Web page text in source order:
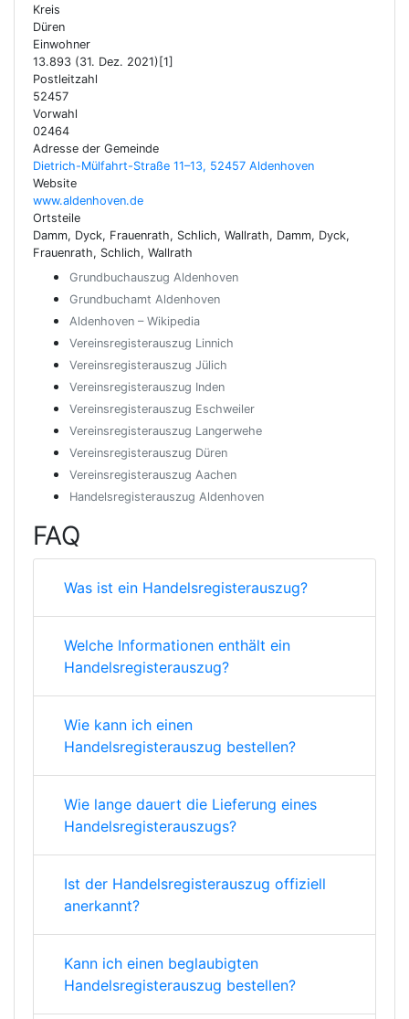
Kreis
Düren
Einwohner
13.893 (31. Dez. 2021)[1]
Postleitzahl
52457
Vorwahl
02464
Adresse der Gemeinde
Dietrich-Mülfahrt-Straße 11–13, 52457 Aldenhoven
Website
www.aldenhoven.de
Ortsteile
Damm, Dyck, Frauenrath, Schlich, Wallrath, Damm, Dyck,
Frauenrath, Schlich, Wallrath
Grundbuchauszug Aldenhoven
Grundbuchamt Aldenhoven
Aldenhoven – Wikipedia
Vereinsregisterauszug Linnich
Vereinsregisterauszug Jülich
Vereinsregisterauszug Inden
Vereinsregisterauszug Eschweiler
Vereinsregisterauszug Langerwehe
Vereinsregisterauszug Düren
Vereinsregisterauszug Aachen
Handelsregisterauszug Aldenhoven
FAQ
Was ist ein Handelsregisterauszug?
Welche Informationen enthält ein
Handelsregisterauszug?
Wie kann ich einen
Handelsregisterauszug bestellen?
Wie lange dauert die Lieferung eines
Handelsregisterauszugs?
Ist der Handelsregisterauszug offiziell
anerkannt?
Kann ich einen beglaubigten
Handelsregisterauszug bestellen?